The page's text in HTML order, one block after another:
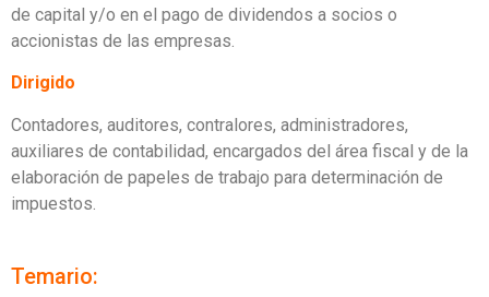
de capital y/o en el pago de dividendos a socios o
accionistas de las empresas.
Dirigido
Contadores, auditores, contralores, administradores,
auxiliares de contabilidad, encargados del área fiscal y de la
elaboración de papeles de trabajo para determinación de
impuestos.
Temario: